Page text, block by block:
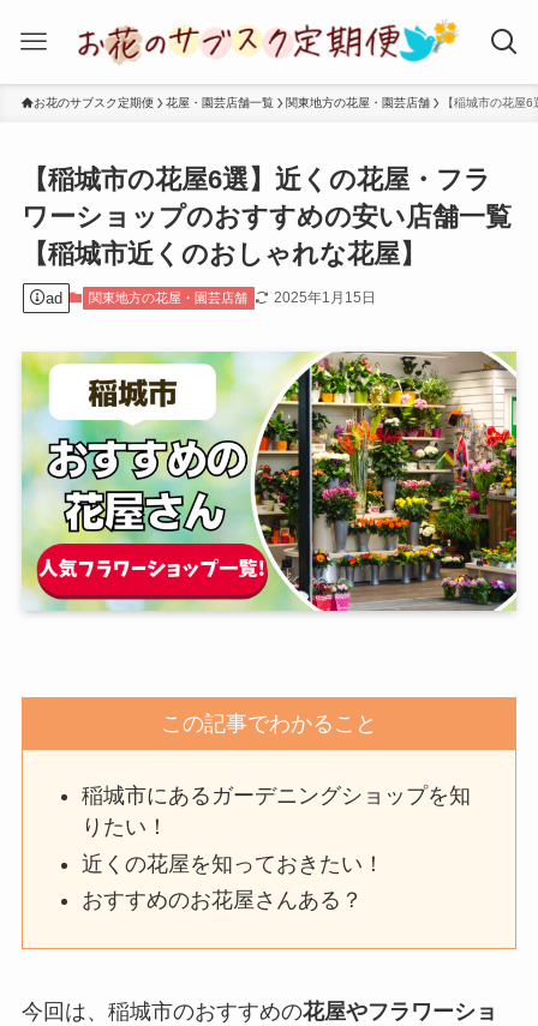
お花のサブスク定期便 花屋・園芸店舗一覧 関東地方の花屋・園芸店舗 【稲城市の花屋
【稲城市の花屋6選】近くの花屋・フラ
ワーショップのおすすめの安い店舗一覧
【稲城市近くのおしゃれな花屋】
ad 関東地方の花屋・園芸店舗 2025年1月15日
この記事でわかること
稲城市にあるガーデニングショップを知
りたい！
近くの花屋を知っておきたい！
おすすめのお花屋さんある？
今回は、稲城市のおすすめの花屋やフラワーショ